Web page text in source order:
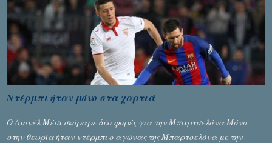
Ντέρμπι ήταν μόνο στα χαρτιά
Ο Λιονέλ Μέσι σκόραρε δύο φορές για την Μπαρτσελόνα Μόνο
στην θεωρία ήταν ντέρμπι ο αγώνας της Μπαρτσελόνα με την